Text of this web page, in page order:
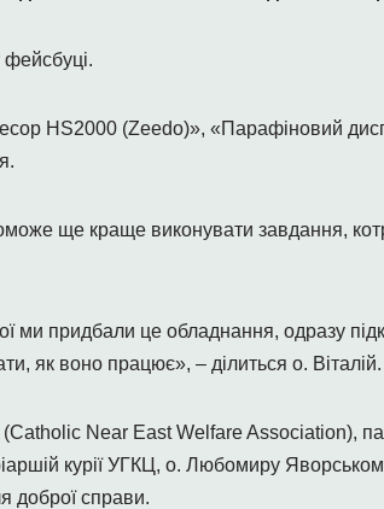
фейсбуці.
HS2000 (Zeedo)», «Парафіновий
ще краще виконувати завдання,
ми придбали це обладнання, одразу
як воно працює», – ділиться о. Віталій.
Near East Welfare Association),
курії УГКЦ, о. Любомиру
доброї справи.